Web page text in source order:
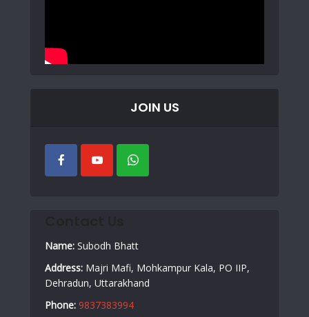
JOIN US
Name: Subodh Bhatt
Address: Majri Mafi, Mohkampur Kala, PO IIP,
Dehradun, Uttarakhand
Phone: 9837383994